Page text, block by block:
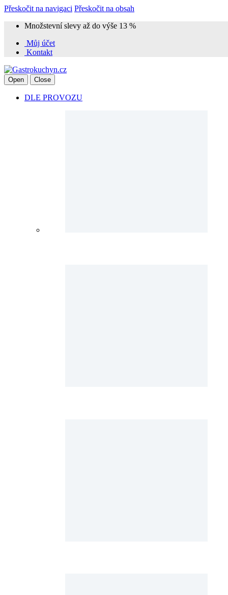
Přeskočit na navigaci Přeskočit na obsah
Množstevní slevy až do výše 13 %
Můj účet
Kontakt
Open Close
DLE PROVOZU